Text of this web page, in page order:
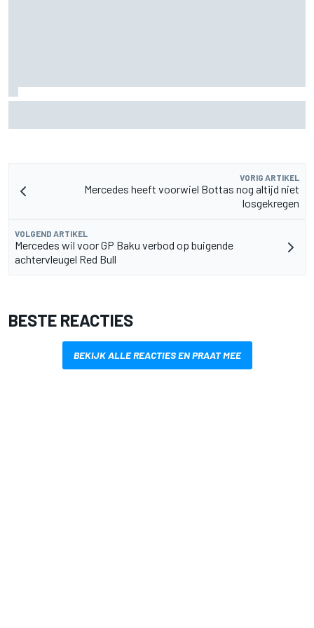
VORIG ARTIKEL
Mercedes heeft voorwiel Bottas nog altijd niet
losgekregen
VOLGEND ARTIKEL
Mercedes wil voor GP Baku verbod op buigende
achtervleugel Red Bull
BESTE REACTIES
BEKIJK ALLE REACTIES EN PRAAT MEE